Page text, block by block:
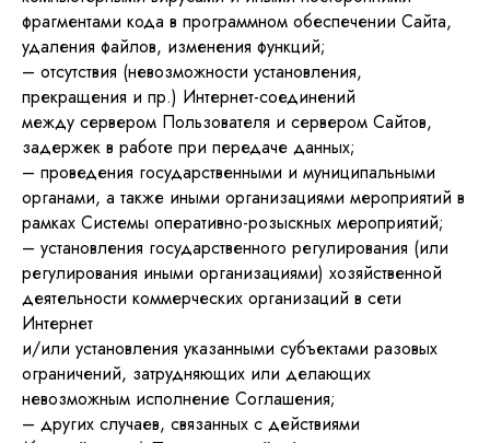
фрагментами кода в программном обеспечении Сайта,
удаления файлов, изменения функций;
– отсутствия (невозможности установления,
прекращения и пр.) Интернет-соединений
между сервером Пользователя и сервером Сайтов,
задержек в работе при передаче данных;
– проведения государственными и муниципальными
органами, а также иными организациями мероприятий в
рамках Системы оперативно-розыскных мероприятий;
– установления государственного регулирования (или
регулирования иными организациями) хозяйственной
деятельности коммерческих организаций в сети
Интернет
и/или установления указанными субъектами разовых
ограничений, затрудняющих или делающих
невозможным исполнение Соглашения;
– других случаев, связанных с действиями